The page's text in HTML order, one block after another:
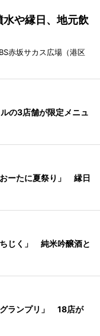
や縁日、地元飲
赤坂サカス広場（港区
の3店舗が限定メニュ
ーたに夏祭り」 縁日
じく」 純米吟醸酒と
ランプリ」 18店が